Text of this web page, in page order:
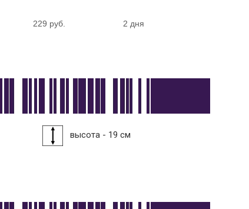
229 руб. 2 дня
высота - 19 см